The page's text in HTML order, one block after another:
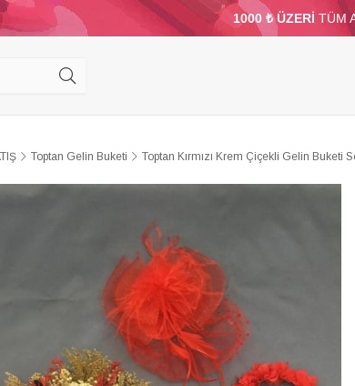
1000 ₺ ÜZERİ TÜM
TAKI MALZEMELERİ PARTİ VE SÜS
Toptan Gelin Buketi Toptan Kırmızı Krem Çiçekli Gelin Buketi